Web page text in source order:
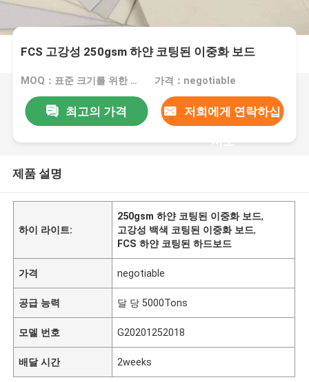
FCS 고강성 250gsm 하얀 코팅된 이중화 보드
MOQ：표준 크기를 위한 15Tons 가격：negotiable
최고의 가격 저희에게 연락하십
시오
제품 설명
하이 라이트:
250gsm 하얀 코팅된 이중화 보드,
고강성 백색 코팅된 이중화 보드,
FCS 하얀 코팅된 하드보드
가격 negotiable
공급 능력 달 당 5000Tons
모델 번호 G20201252018
배달 시간 2weeks